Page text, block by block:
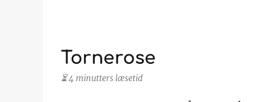
Tornerose
⏳ 4 minutters læsetid